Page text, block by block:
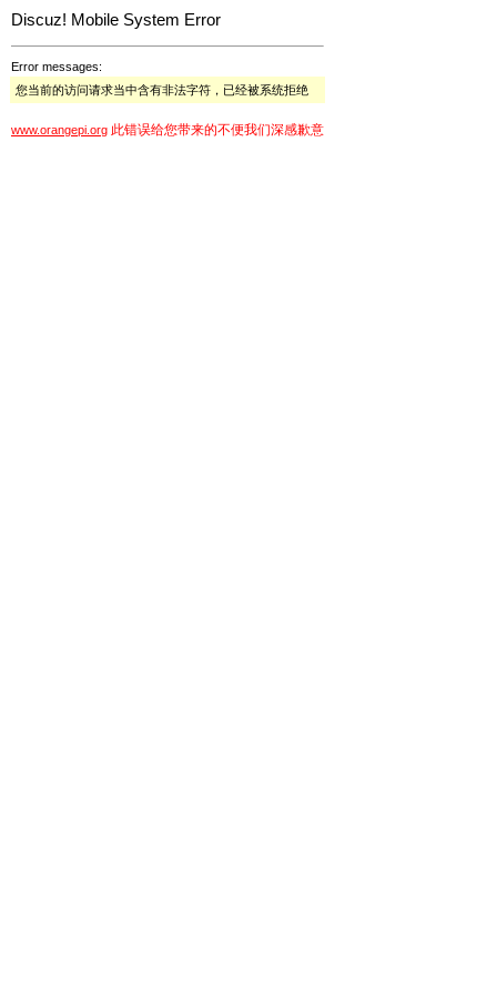
Discuz! Mobile System Error
Error messages:
您当前的访问请求当中含有非法字符，已经被系统拒绝
www.orangepi.org 此错误给您带来的不便我们深感歉意